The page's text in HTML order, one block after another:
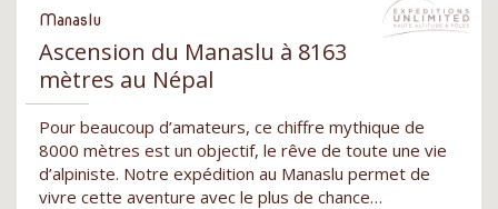
Manaslu
Ascension du Manaslu à 8163
mètres au Népal
Pour beaucoup d’amateurs, ce chiffre mythique de
8000 mètres est un objectif, le rêve de toute une vie
d’alpiniste. Notre expédition au Manaslu permet de
vivre cette aventure avec le plus de chance…